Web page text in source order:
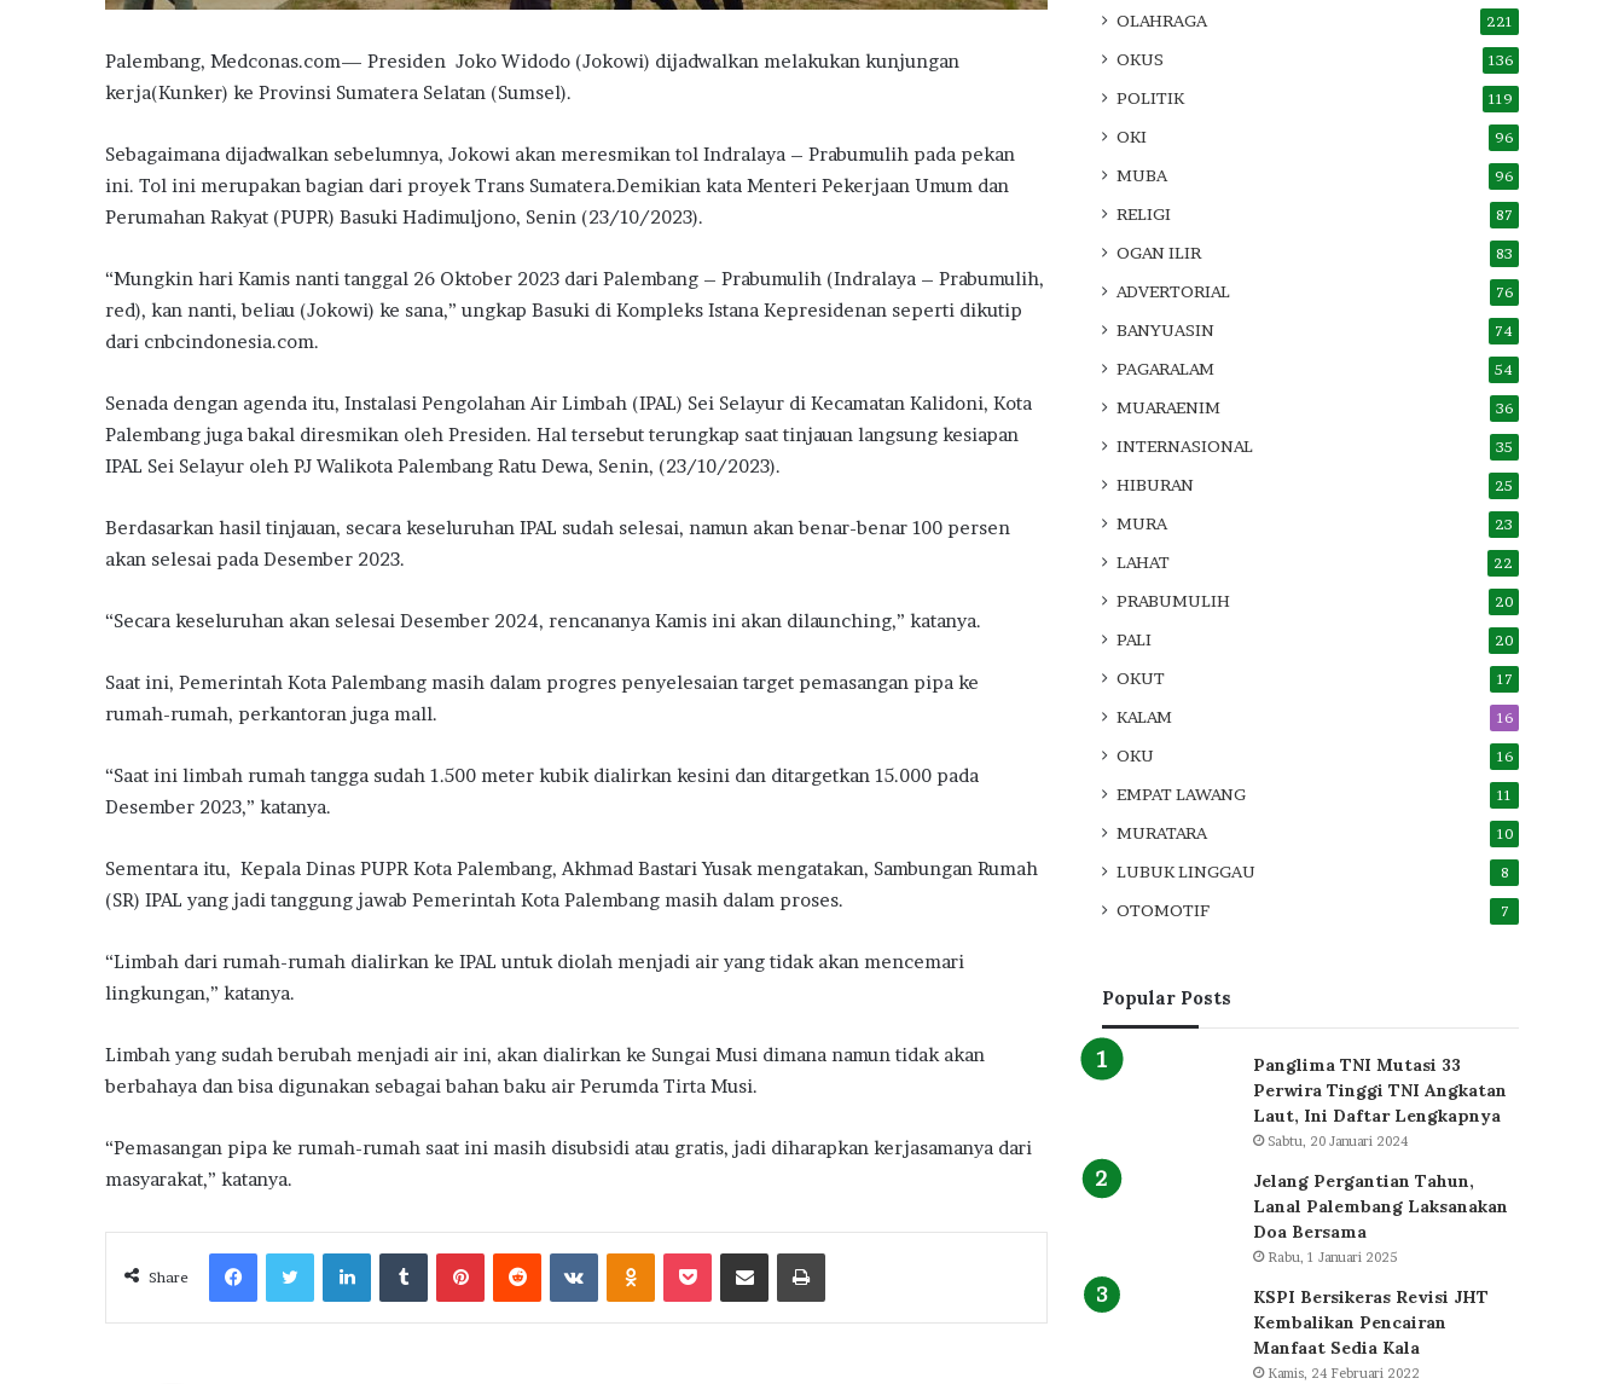
Palembang, Medconas.com— Presiden Joko Widodo (Jokowi) dijadwalkan melakukan kunjungan
kerja(Kunker) ke Provinsi Sumatera Selatan (Sumsel).
Sebagaimana dijadwalkan sebelumnya, Jokowi akan meresmikan tol Indralaya – Prabumulih pada pekan
ini. Tol ini merupakan bagian dari proyek Trans Sumatera.Demikian kata Menteri Pekerjaan Umum dan
Perumahan Rakyat (PUPR) Basuki Hadimuljono, Senin (23/10/2023).
“Mungkin hari Kamis nanti tanggal 26 Oktober 2023 dari Palembang – Prabumulih (Indralaya – Prabumulih,
red), kan nanti, beliau (Jokowi) ke sana,” ungkap Basuki di Kompleks Istana Kepresidenan seperti dikutip
dari cnbcindonesia.com.
Senada dengan agenda itu, Instalasi Pengolahan Air Limbah (IPAL) Sei Selayur di Kecamatan Kalidoni, Kota
Palembang juga bakal diresmikan oleh Presiden. Hal tersebut terungkap saat tinjauan langsung kesiapan
IPAL Sei Selayur oleh PJ Walikota Palembang Ratu Dewa, Senin, (23/10/2023).
Berdasarkan hasil tinjauan, secara keseluruhan IPAL sudah selesai, namun akan benar-benar 100 persen
akan selesai pada Desember 2023.
“Secara keseluruhan akan selesai Desember 2024, rencananya Kamis ini akan dilaunching,” katanya.
Saat ini, Pemerintah Kota Palembang masih dalam progres penyelesaian target pemasangan pipa ke
rumah-rumah, perkantoran juga mall.
“Saat ini limbah rumah tangga sudah 1.500 meter kubik dialirkan kesini dan ditargetkan 15.000 pada
Desember 2023,” katanya.
Sementara itu, Kepala Dinas PUPR Kota Palembang, Akhmad Bastari Yusak mengatakan, Sambungan Rumah
(SR) IPAL yang jadi tanggung jawab Pemerintah Kota Palembang masih dalam proses.
“Limbah dari rumah-rumah dialirkan ke IPAL untuk diolah menjadi air yang tidak akan mencemari
lingkungan,” katanya.
Limbah yang sudah berubah menjadi air ini, akan dialirkan ke Sungai Musi dimana namun tidak akan
berbahaya dan bisa digunakan sebagai bahan baku air Perumda Tirta Musi.
“Pemasangan pipa ke rumah-rumah saat ini masih disubsidi atau gratis, jadi diharapkan kerjasamanya dari
masyarakat,” katanya.
Share
FacebookTwitterLinkedInTumblrPinterestReddit VKontakteOdnoklassniki
Pocket Share via Email Print
OLAHRAGA 221
OKUS 136
POLITIK 119
OKI 96
MUBA 96
RELIGI 87
OGAN ILIR 83
ADVERTORIAL 76
BANYUASIN 74
PAGARALAM 54
MUARAENIM 36
INTERNASIONAL 35
HIBURAN 25
MURA 23
LAHAT 22
PRABUMULIH 20
PALI 20
OKUT 17
KALAM 16
OKU 16
EMPAT LAWANG 11
MURATARA 10
LUBUK LINGGAU 8
OTOMOTIF 7
Popular Posts
Panglima TNI Mutasi 33
Perwira Tinggi TNI Angkatan
Laut, Ini Daftar Lengkapnya
Sabtu, 20 Januari 2024
Jelang Pergantian Tahun,
Lanal Palembang Laksanakan
Doa Bersama
Rabu, 1 Januari 2025
KSPI Bersikeras Revisi JHT
Kembalikan Pencairan
Manfaat Sedia Kala
Kamis, 24 Februari 2022